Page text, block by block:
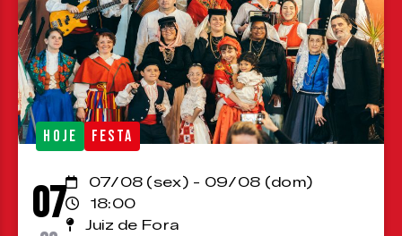
HOJE FESTA
07
07/08 (sex) - 09/08 (dom)
18:00
Juiz de Fora